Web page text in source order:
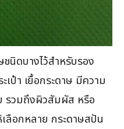
นิดบางไว้สำหรับรอง
ป๋า เยื้อกระดาษ มีความ
รวมถึงผิวสัมผัส หรือ
ลือกหลาย กระดาษสปัน